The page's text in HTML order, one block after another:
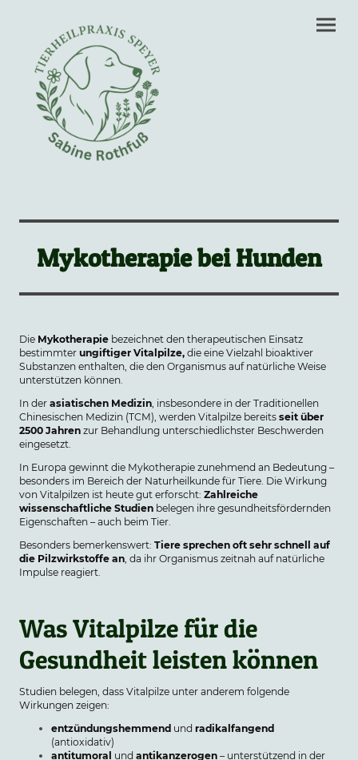
Mykotherapie bei Hunden
Die Mykotherapie bezeichnet den therapeutischen Einsatz
bestimmter ungiftiger Vitalpilze, die eine Vielzahl bioaktiver
Substanzen enthalten, die den Organismus auf natürliche Weise
unterstützen können.
In der asiatischen Medizin , insbesondere in der Traditionellen
Chinesischen Medizin (TCM), werden Vitalpilze bereits seit über
2500 Jahren zur Behandlung unterschiedlichster Beschwerden
eingesetzt.
In Europa gewinnt die Mykotherapie zunehmend an Bedeutung –
besonders im Bereich der Naturheilkunde für Tiere. Die Wirkung
von Vitalpilzen ist heute gut erforscht: Zahlreiche
wissenschaftliche Studien belegen ihre gesundheitsfördernden
Eigenschaften – auch beim Tier.
Besonders bemerkenswert: Tiere sprechen oft sehr schnell auf
die Pilzwirkstoffe an, da ihr Organismus zeitnah auf natürliche
Impulse reagiert.
Was Vitalpilze für die
Gesundheit leisten können
Studien belegen, dass Vitalpilze unter anderem folgende
Wirkungen zeigen:
entzündungshemmend und radikalfangend
(antioxidativ)
antitumoral und antikanzerogen – unterstützend in der